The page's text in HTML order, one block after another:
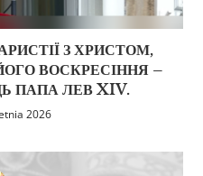
З ХРИСТОМ,
ВОСКРЕСІННЯ –
ПАПА ЛЕВ XIV.
2026